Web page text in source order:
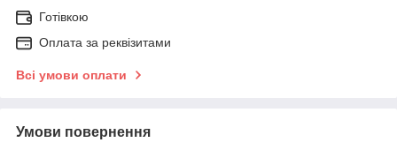
Готівкою
Оплата за реквізитами
Всі умови оплати
Умови повернення